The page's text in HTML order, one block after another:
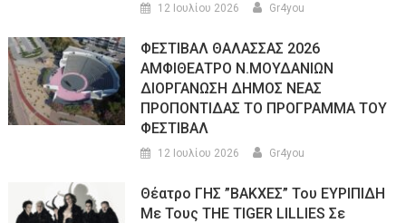
12 Ιουλίου 2026 Gr4you
ΦΕΣΤΙΒΑΛ ΘΑΛΑΣΣΑΣ 2026
ΑΜΦΙΘΕΑΤΡΟ Ν.ΜΟΥΔΑΝΙΩΝ
ΔΙΟΡΓΑΝΩΣΗ ΔΗΜΟΣ ΝΕΑΣ
ΠΡΟΠΟΝΤΙΔΑΣ ΤΟ ΠΡΟΓΡΑΜΜΑ ΤΟΥ
ΦΕΣΤΙΒΑΛ
12 Ιουλίου 2026 Gr4you
Θέατρο ΓΗΣ ”ΒΑΚΧΕΣ” Του ΕΥΡΙΠΙΔΗ
Με Τους THE TIGER LILLIES Σε